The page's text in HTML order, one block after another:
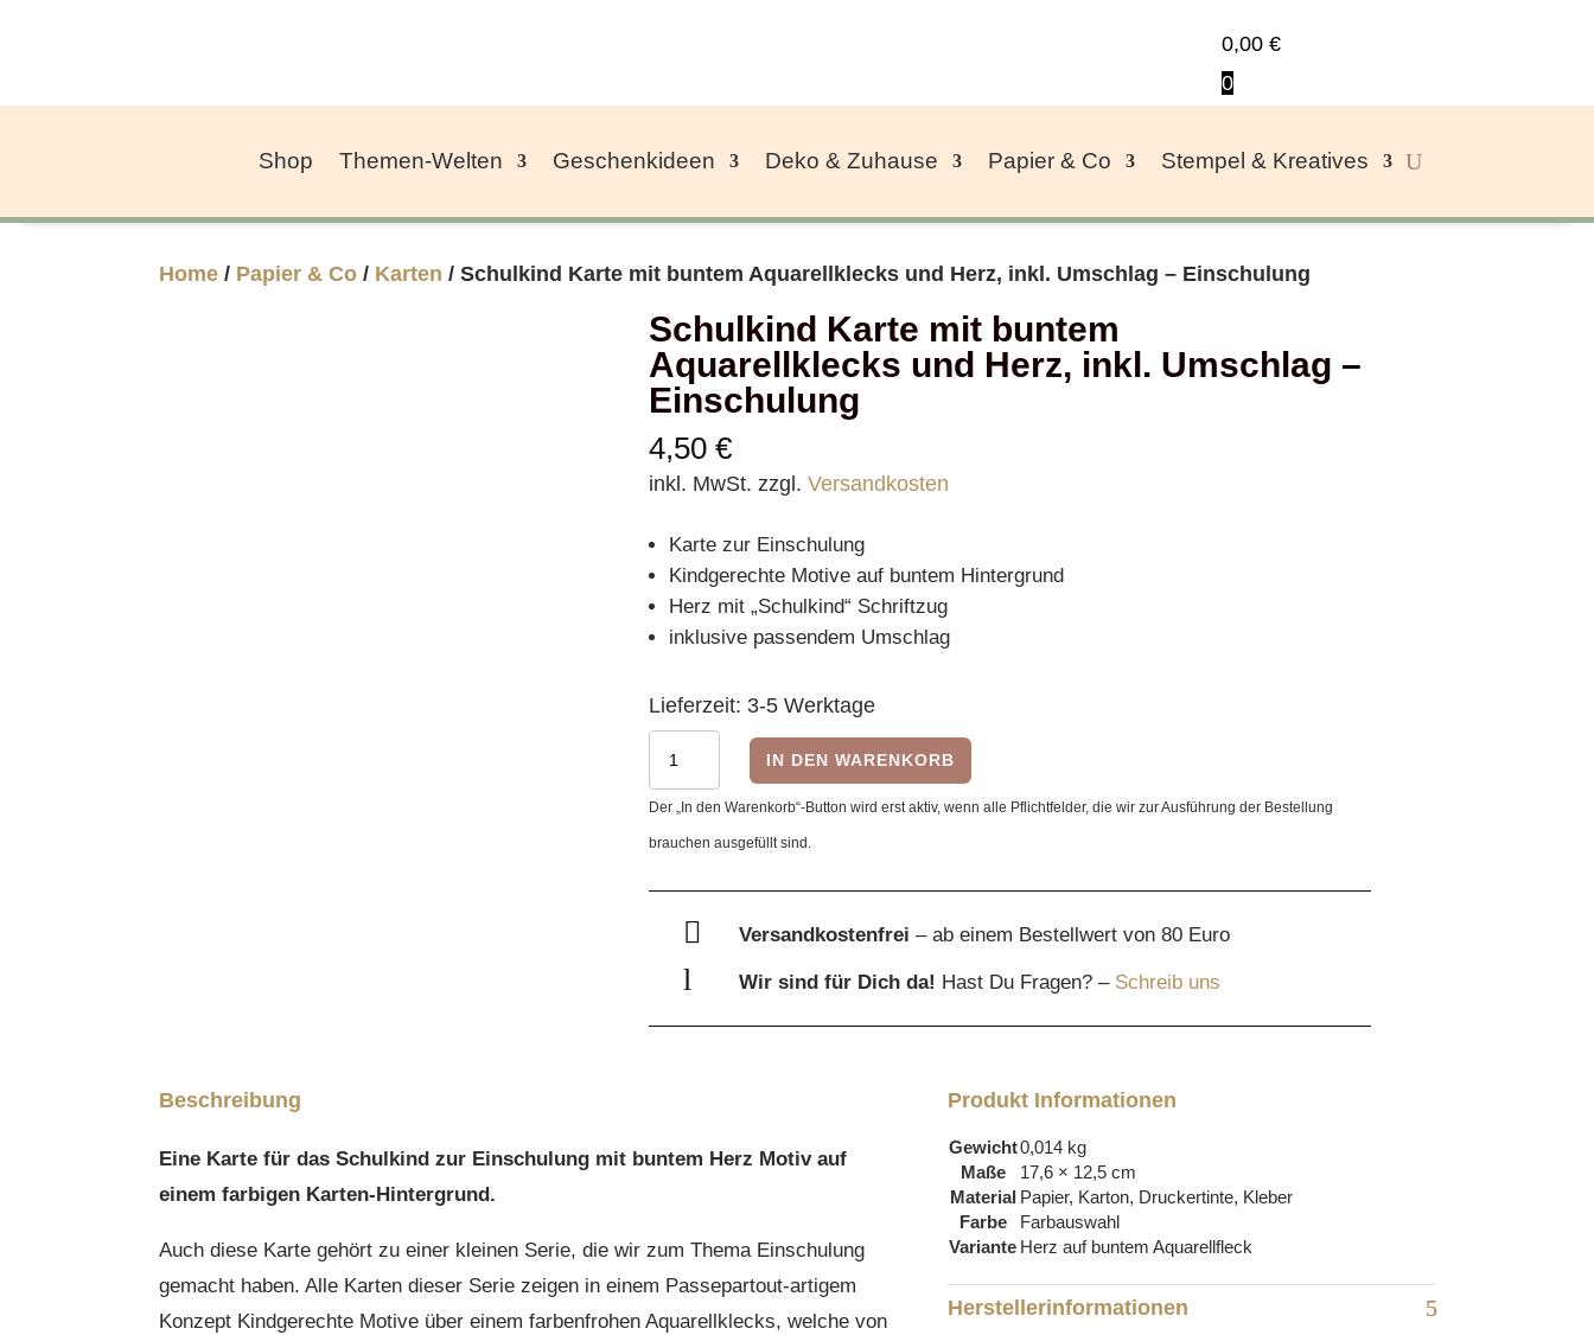
0,00€
0
Shop Themen-Welten Geschenkideen Deko & Zuhause Papier & Co Stempel & Kreatives
Home / Papier & Co / Karten / Schulkind Karte mit buntem Aquarellklecks und Herz, inkl. Umschlag – Einschulung
Schulkind Karte mit buntem
Aquarellklecks und Herz, inkl. Umschlag –
Einschulung
4,50 €
inkl. MwSt. zzgl. Versandkosten
Karte zur Einschulung
Kindgerechte Motive auf buntem Hintergrund
Herz mit „Schulkind“ Schriftzug
inklusive passendem Umschlag
Lieferzeit: 3-5 Werktage
Karte
mit
buntem
Aquarellklecks
Umschlag
IN DEN WARENKORB
Der „In den Warenkorb“-Button wird erst aktiv, wenn alle Pflichtfelder, die wir zur Ausführung der Bestellung
brauchen ausgefüllt sind.
 Versandkostenfrei– ab einem Bestellwert von 80 Euro
l Wir sind für Dich da! Hast Du Fragen? – Schreib uns
Beschreibung
Eine Karte für das Schulkind zur Einschulung mit buntem Herz Motiv auf
einem farbigen Karten-Hintergrund.
Auch diese Karte gehört zu einer kleinen Serie, die wir zum Thema Einschulung
gemacht haben. Alle Karten dieser Serie zeigen in einem Passepartout-artigem
Konzept Kindgerechte Motive über einem farbenfrohen Aquarellklecks, welche von
Produkt Informationen
Gewicht0,014 kg
Maße
17,6 × 12,5 cm
Material Papier, Karton, Druckertinte, Kleber
Farbe
Farbauswahl
Variante Herz auf buntem Aquarellfleck
Herstellerinformationen